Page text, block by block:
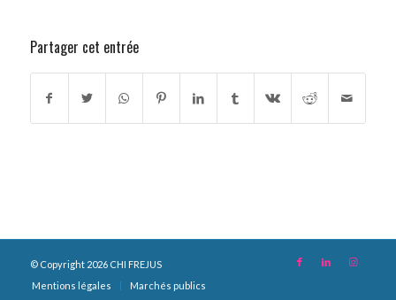
Partager cet entrée
© Copyright 2026 CHI FREJUS
Mentions légales
Marchés publics